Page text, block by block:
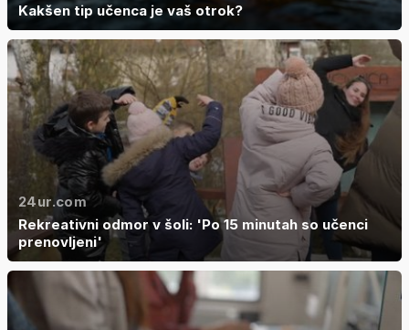
Kakšen tip učenca je vaš otrok?
24ur.com
Rekreativni odmor v šoli: 'Po 15 minutah so učenci
prenovljeni'